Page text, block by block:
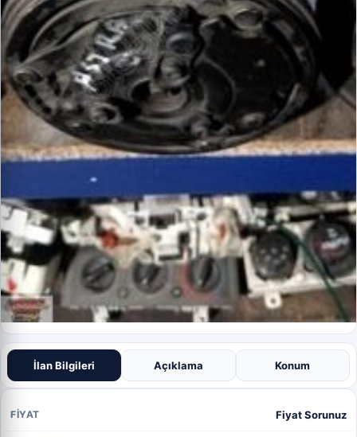
İlan Bilgileri Açıklama Konum
FIYAT Fiyat Sorunuz